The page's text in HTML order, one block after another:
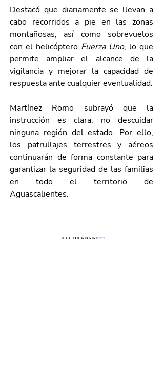
Destacó que diariamente se llevan a
cabo recorridos a pie en las zonas
montañosas, así como sobrevuelos
con el helicóptero Fuerza Uno, lo que
permite ampliar el alcance de la
vigilancia y mejorar la capacidad de
respuesta ante cualquier eventualidad.
Martínez Romo subrayó que la
instrucción es clara: no descuidar
ninguna región del estado. Por ello,
los patrullajes terrestres y aéreos
continuarán de forma constante para
garantizar la seguridad de las familias
en todo el territorio de
Aguascalientes.